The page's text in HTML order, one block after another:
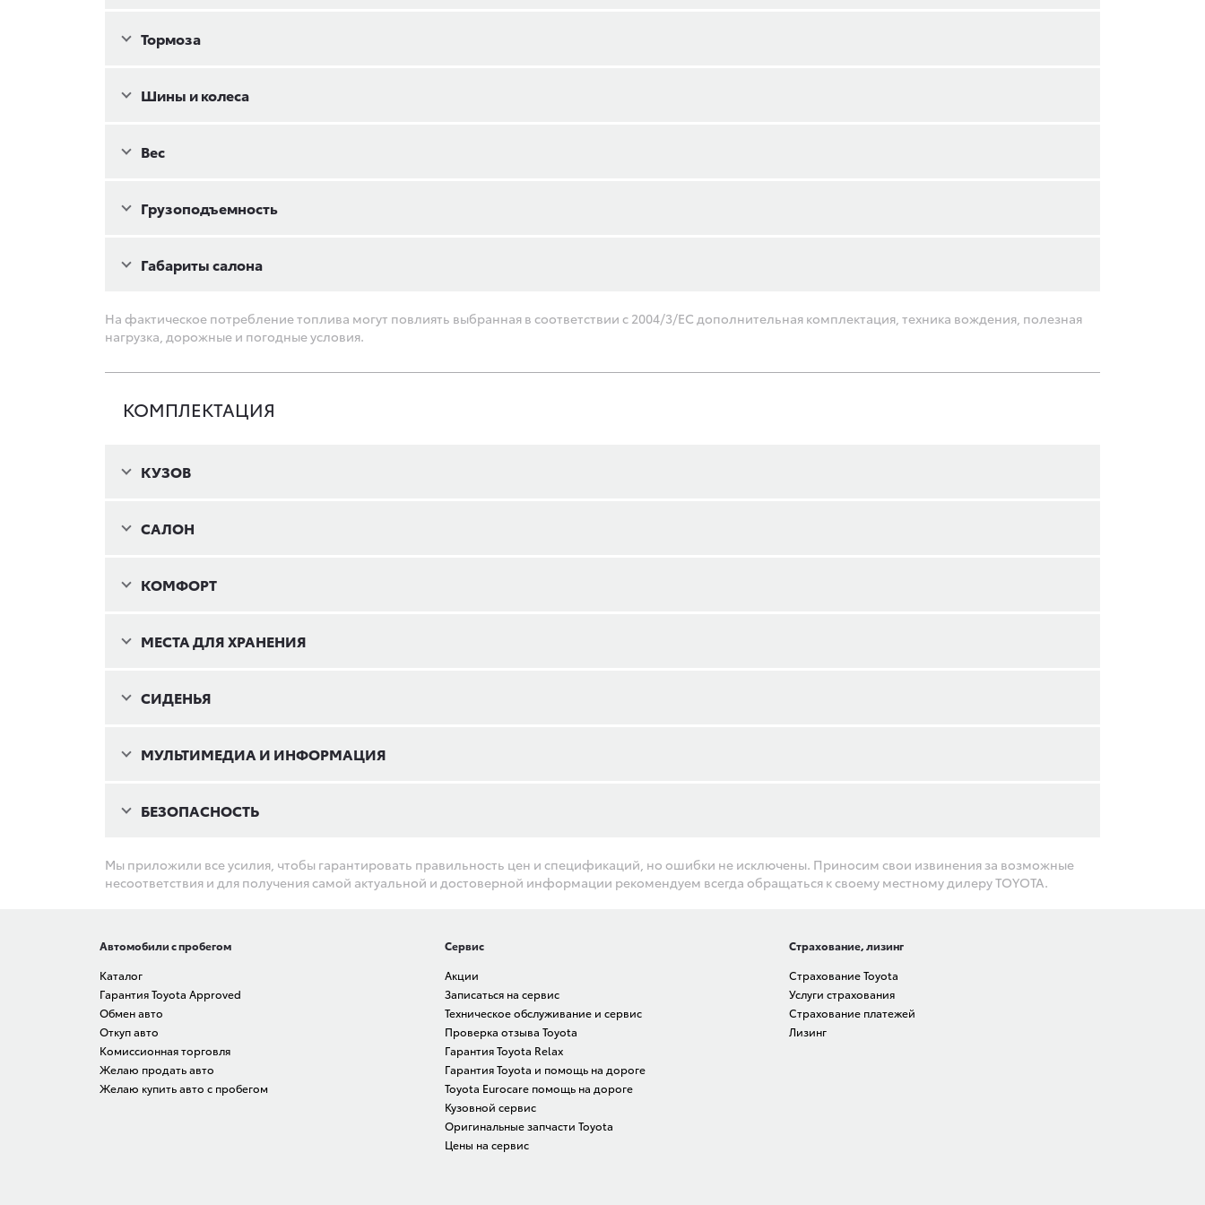
Тормоза
Шины и колеса
Bec
Грузоподъемность
Габариты салона
На фактическое потребление топлива могут повлиять выбранная в соответствии с 2004/3/ЕС дополнительная комплектация, техника вождения, полезная
нагрузка, дорожные и погодные условия.
КОМПЛЕКТАЦИЯ
КУЗОВ
САЛОН
КОМФОРТ
МЕСТА ДЛЯ ХРАНЕНИЯ
СИДЕНЬЯ
МУЛЬТИМЕДИА И ИНФОРМАЦИЯ
БЕЗОПАСНОСТЬ
Мы приложили все усилия, чтобы гарантировать правильность цен и спецификаций, но ошибки не исключены. Приносим свои извинения за возможные
несоответствия и для получения самой актуальной и достоверной информации рекомендуем всегда обращаться к своему местному дилеру TOYOTA.
Автомобили с пробегом
Каталог
Гарантия Toyota Approved
Обмен авто
Откуп авто
Комиссионная торговля
Желаю продать авто
Желаю купить авто с пробегом
Сервис
Акции
Записаться на сервис
Техническое обслуживание и сервис
Проверка отзыва Toyota
Гарантия Toyota Relax
Гарантия Toyota и помощь на дороге
Toyota Eurocare помощь на дороге
Кузовной сервис
Оригинальные запчасти Toyota
Цены на сервис
Страхование, лизинг
Страхование Toyota
Услуги страхования
Страхование платежей
Лизинг